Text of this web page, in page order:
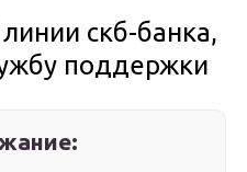
скб-банка,
поддержки